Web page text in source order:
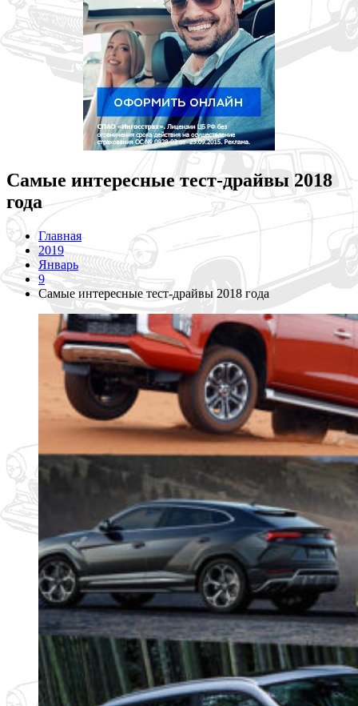
Самые интересные тест-драйвы 2018
года
Главная
2019
Январь
9
Самые интересные тест-драйвы 2018 года